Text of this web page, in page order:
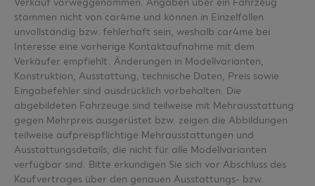
Verkauf vorweggenommen. Angaben über ein Fahrzeug
stammen nicht von car4me und können in Einzelfällen
unvollständig bzw. fehlerhaft sein, weshalb car4me bei
Interesse eine vorherige Kontaktaufnahme mit dem
Verkäufer empfiehlt. Änderungen in Modellvarianten,
Konstruktion, Ausstattung, technische Daten, Preis sowie
Eingabefehler sind ausdrücklich vorbehalten. Die
abgebildeten Fahrzeuge sind teilweise mit Mehrausstattung
gegen Mehrpreis ausgerüstet bzw. zeigen die Abbildungen
teilweise aufpreispflichtige Mehrausstattungen und
Ausstattungsdetails, die nicht für alle Modellvarianten
verfügbar sind. Bitte erkundigen Sie sich vor Abschluss des
Kaufvertrages über den genauen Ausstattungs- bzw.